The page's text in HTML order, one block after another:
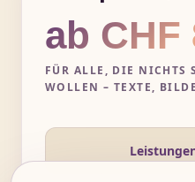
ab CHF
FÜR ALLE, DIE NICHTS
WOLLEN – TEXTE,